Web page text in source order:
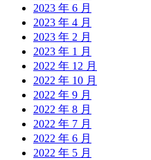
2023 年 6 月
2023 年 4 月
2023 年 2 月
2023 年 1 月
2022 年 12 月
2022 年 10 月
2022 年 9 月
2022 年 8 月
2022 年 7 月
2022 年 6 月
2022 年 5 月